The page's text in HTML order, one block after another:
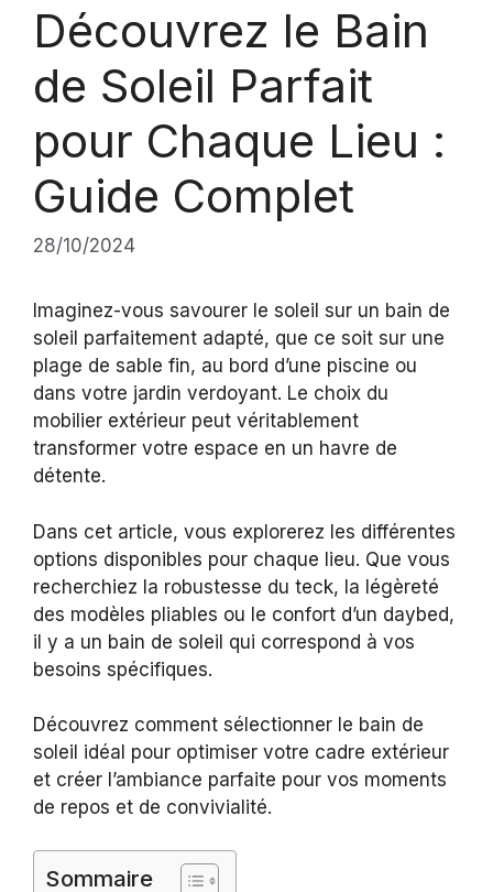
Découvrez le Bain
de Soleil Parfait
pour Chaque Lieu :
Guide Complet
28/10/2024
Imaginez-vous savourer le soleil sur un bain de
soleil parfaitement adapté, que ce soit sur une
plage de sable fin, au bord d’une piscine ou
dans votre jardin verdoyant. Le choix du
mobilier extérieur peut véritablement
transformer votre espace en un havre de
détente.
Dans cet article, vous explorerez les différentes
options disponibles pour chaque lieu. Que vous
recherchiez la robustesse du teck, la légèreté
des modèles pliables ou le confort d’un daybed,
il y a un bain de soleil qui correspond à vos
besoins spécifiques.
Découvrez comment sélectionner le bain de
soleil idéal pour optimiser votre cadre extérieur
et créer l’ambiance parfaite pour vos moments
de repos et de convivialité.
Sommaire